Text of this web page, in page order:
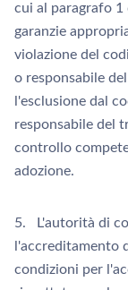
cui al paragrafo
garanzie
violazione del
o responsabile
l'esclusione dal
responsabile del
controllo
adozione.
5. L'autorità di
l'accreditamento
condizioni per